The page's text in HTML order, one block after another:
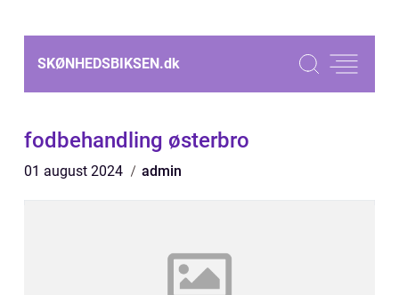
SKØNHEDSBIKSEN.dk
fodbehandling østerbro
01 august 2024 admin